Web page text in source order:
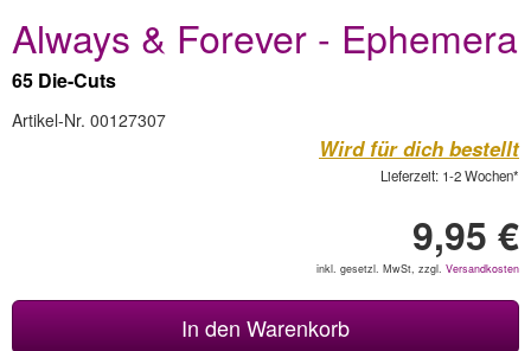
Always & Forever - Ephemera
65 Die-Cuts
Artikel-Nr. 00127307
Wird für dich bestellt
Lieferzeit: 1-2 Wochen*
9,95 €
inkl. gesetzl. MwSt, zzgl. Versandkosten
In den Warenkorb